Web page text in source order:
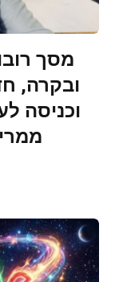
מסך
ובקרה,